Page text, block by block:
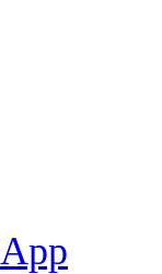
App